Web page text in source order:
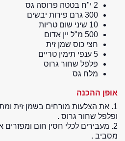
2 י"ח בטטה פרוסה גס
300 גרם פירות יבשים
10 שיני שום טריות
500 מ"ל יין אדום
חצי כוס שמן זית
5 ענפי תימין טריים
פלפל שחור גרוס
מלח גס
אופן ההכנה
1. את הצלעות מורחים בשמן זית
ופלפל שחור גרוס .
2. מעבירים לכלי חסין חום
מסביב .